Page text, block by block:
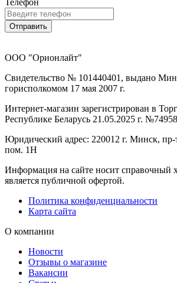
Телефон
Отправить
ООО "Орионлайт"
Свидетельство № 101440401, выдано
горисполкомом 17 мая 2007 г.
Интернет-магазин зарегистрирован в
Республике Беларусь 21.05.2025 г.
Юридический адрес: 220012 г. Минск, пр-
пом. 1Н
Информация на сайте носит справочный
является публичной офертой.
Политика конфиденциальности
Карта сайта
О компании
Новости
Отзывы о магазине
Вакансии